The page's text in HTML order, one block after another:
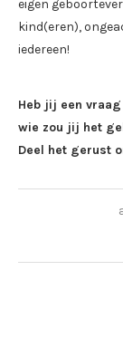
eigen
kind(eren),
iedereen!
Heb jij een vraag
wie zou jij het
Deel het gerust